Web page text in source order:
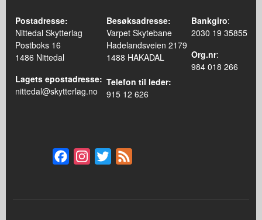
Postadresse:
Nittedal Skytterlag
Postboks 16
1486 Nittedal
Lagets epostadresse:
nittedal@skytterlag.no
Besøksadresse:
Varpet Skytebane
Hadelandsveien 2179
1488 HAKADAL
Telefon til leder:
915 12 626
Bankgiro:
2030 19 35855
Org.nr:
984 018 266
FacebookInstagram
Twitter